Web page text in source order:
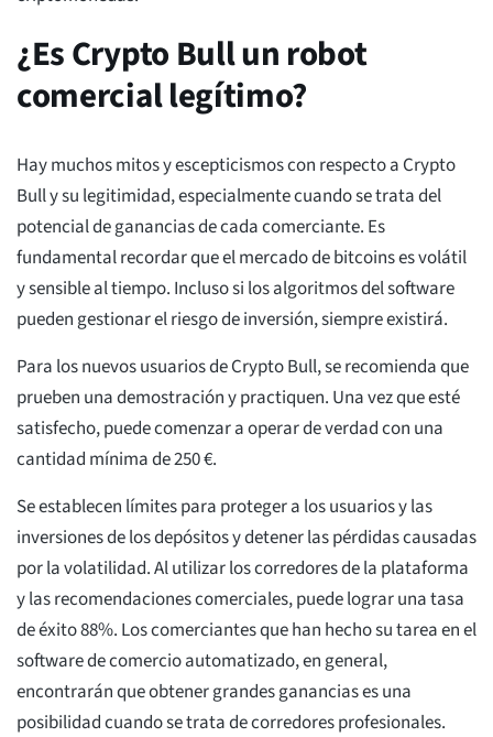
¿Es Crypto Bull un robot
comercial legítimo?
Hay muchos mitos y escepticismos con respecto a Crypto
Bull y su legitimidad, especialmente cuando se trata del
potencial de ganancias de cada comerciante. Es
fundamental recordar que el mercado de bitcoins es volátil
y sensible al tiempo. Incluso si los algoritmos del software
pueden gestionar el riesgo de inversión, siempre existirá.
Para los nuevos usuarios de Crypto Bull, se recomienda que
prueben una demostración y practiquen. Una vez que esté
satisfecho, puede comenzar a operar de verdad con una
cantidad mínima de 250 €.
Se establecen límites para proteger a los usuarios y las
inversiones de los depósitos y detener las pérdidas causadas
por la volatilidad. Al utilizar los corredores de la plataforma
y las recomendaciones comerciales, puede lograr una tasa
de éxito 88%. Los comerciantes que han hecho su tarea en el
software de comercio automatizado, en general,
encontrarán que obtener grandes ganancias es una
posibilidad cuando se trata de corredores profesionales.